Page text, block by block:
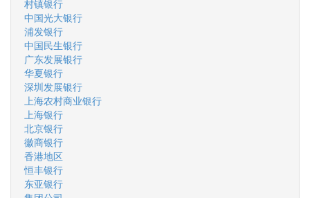
村镇银行
中国光大银行
浦发银行
中国民生银行
广东发展银行
华夏银行
深圳发展银行
上海农村商业银行
上海银行
北京银行
徽商银行
香港地区
恒丰银行
东亚银行